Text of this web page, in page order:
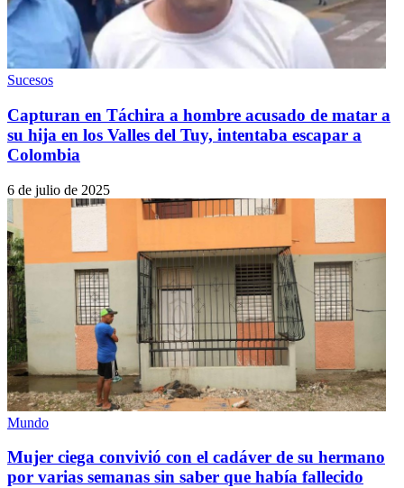
Sucesos
Capturan en Táchira a hombre acusado de matar a
su hija en los Valles del Tuy, intentaba escapar a
Colombia
6 de julio de 2025
Mundo
Mujer ciega convivió con el cadáver de su hermano
por varias semanas sin saber que había fallecido